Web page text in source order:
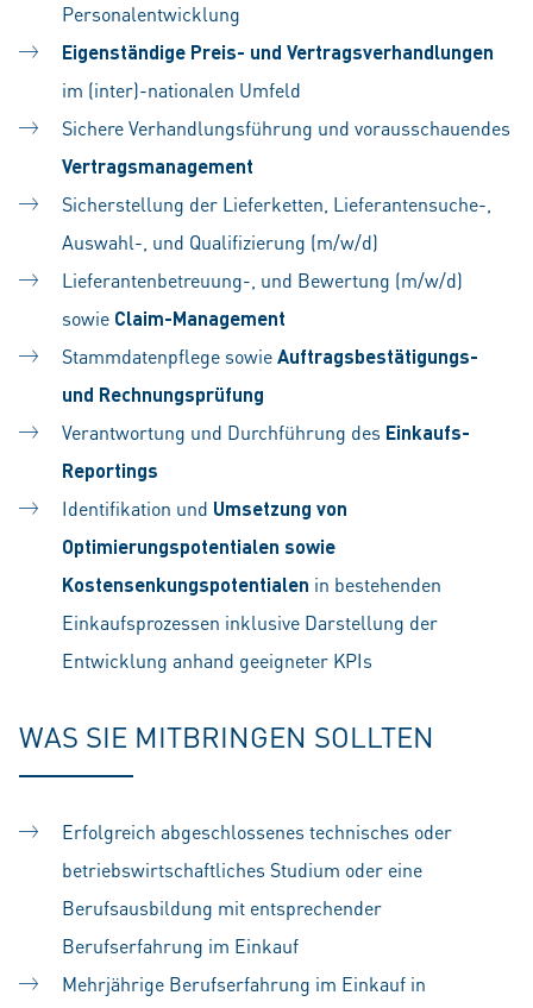
Personalentwicklung
Eigenständige Preis- und Vertragsverhandlungen
im (inter)-nationalen Umfeld
Sichere Verhandlungsführung und vorausschauendes
Vertragsmanagement
Sicherstellung der Lieferketten, Lieferantensuche-,
Auswahl-, und Qualifizierung (m/w/d)
Lieferantenbetreuung-, und Bewertung (m/w/d)
sowie Claim-Management
Stammdatenpflege sowieAuftragsbestätigungs-
und Rechnungsprüfung
Verantwortung und Durchführung des Einkaufs-
Reportings
Identifikation und Umsetzung von
Optimierungspotentialen sowie
Kostensenkungspotentialen in bestehenden
Einkaufsprozessen inklusive Darstellung der
Entwicklung anhand geeigneter KPIs
WAS SIE MITBRINGEN SOLLTEN
Erfolgreich abgeschlossenes technisches oder
betriebswirtschaftliches Studium oder eine
Berufsausbildung mit entsprechender
Berufserfahrung im Einkauf
Mehrjährige Berufserfahrung im Einkauf in